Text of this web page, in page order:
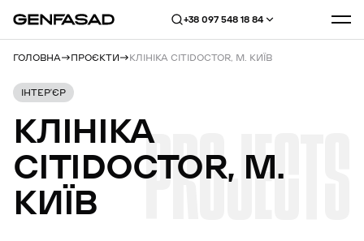
+38 097 548 18 84
ГОЛОВНА ПРОЄКТИ КЛІНІКА CITIDOCTOR, М. КИЇВ
ІНТЕР’ЄР
КЛІНІКА
CITIDOCTOR, М.
КИЇВ PROJECTS